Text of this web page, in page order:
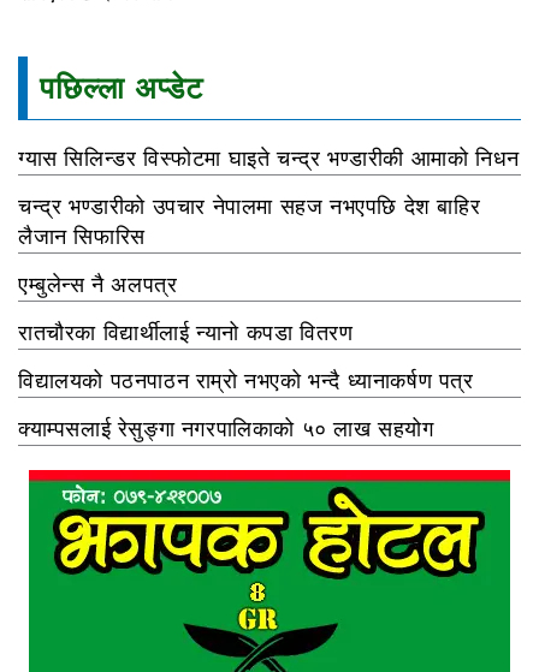
पछिल्ला अप्डेट
ग्यास सिलिन्डर विस्फोटमा घाइते चन्द्र भण्डारीकी आमाको निधन
चन्द्र भण्डारीको उपचार नेपालमा सहज नभएपछि देश बाहिर
लैजान सिफारिस
एम्बुलेन्स नै अलपत्र
रातचौरका विद्यार्थीलाई न्यानो कपडा वितरण
विद्यालयको पठनपाठन राम्रो नभएको भन्दै ध्यानाकर्षण पत्र
क्याम्पसलाई रेसुङ्गा नगरपालिकाको ५० लाख सहयोग